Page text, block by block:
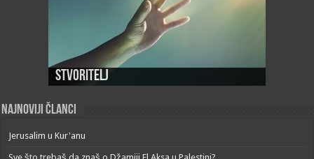
Stvoritelj
Najnoviji članci
Jerusalim u Kur'anu